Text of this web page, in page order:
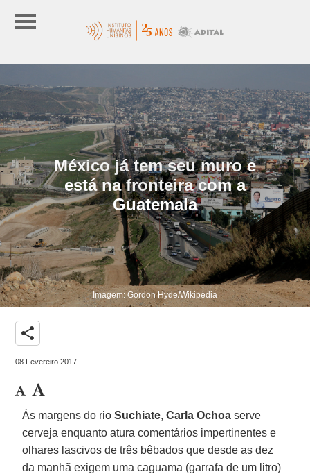
México já tem seu muro e
está na fronteira com a
Guatemala
Imagem: Gordon Hyde/Wikipédia
share
08 Fevereiro 2017
Às margens do rioSuchiate, Carla Ochoa serve
cerveja enquanto atura comentários impertinentes e
olhares lascivos de três bêbados que desde as dez
da manhã exigem uma caguama (garrafa de um litro)